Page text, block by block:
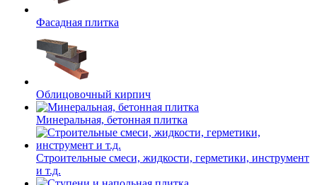
Фасадная плитка
Облицовочный кирпич
Минеральная, бетонная плитка
Строительные смеси, жидкости, герметики, инструмент
и т.д.